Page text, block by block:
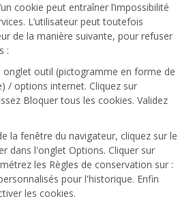
cookie peut entraîner l’impossibilité
L’utilisateur peut toutefois
de la manière suivante, pour refuser
:
onglet outil (pictogramme en forme de
/ options internet. Cliquez sur
Bloquer tous les cookies. Validez
la fenêtre du navigateur, cliquez sur le
dans l'onglet Options. Cliquer sur
les Règles de conservation sur :
pour l'historique. Enfin
les cookies.